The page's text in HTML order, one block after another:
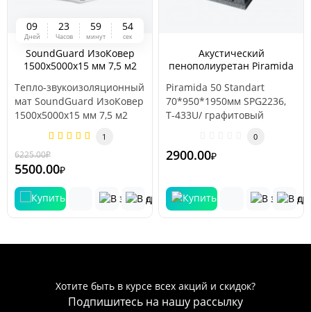
09
Дней
23
Часов
59
минут
54
сек
SoundGuard ИзоКовер
1500x5000x15 мм 7,5 м2
Тепло-звукоизоляционный
мат SoundGuard ИзоКовер
1500x5000x15 мм 7,5 м2
Материал универсальный
1
6225.00₽
5500.00₽
Акустический
пенополиуретан Piramida
70*950*1950мм SPG2236,
T-433U/ графитовый
серый
Piramida 50 Standart
70*950*1950мм SPG2236,
T-433U/ графитовый
0
2900.00₽
Хотите быть в курсе всех акций и скидок?
Подпишитесь на нашу рассылку